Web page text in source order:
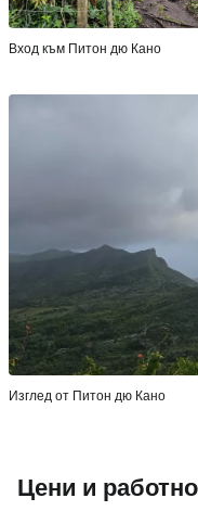
Вход към Питон дю Кано
Изглед от Питон дю Кано
Цени и